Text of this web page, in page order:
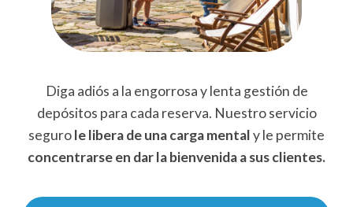
Diga adiós a la engorrosa y lenta gestión de
depósitos para cada reserva. Nuestro servicio
segurole libera de una carga mentaly le permite
concentrarse en dar la bienvenida a sus clientes.